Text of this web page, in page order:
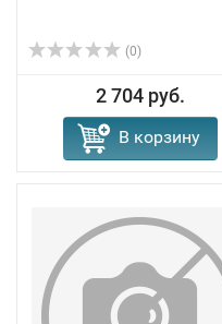
(0)
2 704 руб.
В корзину